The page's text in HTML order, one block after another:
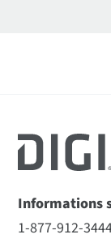
Informations
1-877-912-